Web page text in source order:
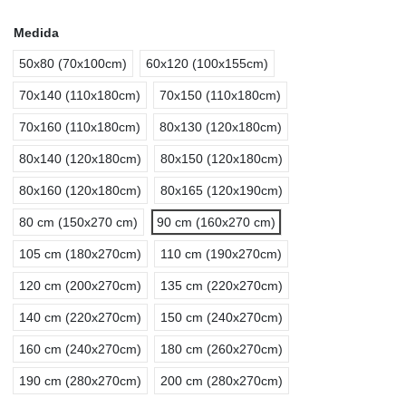
Medida
50x80 (70x100cm) 60x120 (100x155cm)
70x140 (110x180cm) 70x150 (110x180cm)
70x160 (110x180cm) 80x130 (120x180cm)
80x140 (120x180cm) 80x150 (120x180cm)
80x160 (120x180cm) 80x165 (120x190cm)
80 cm (150x270 cm) 90 cm (160x270 cm)
105 cm (180x270cm) 110 cm (190x270cm)
120 cm (200x270cm) 135 cm (220x270cm)
140 cm (220x270cm) 150 cm (240x270cm)
160 cm (240x270cm) 180 cm (260x270cm)
190 cm (280x270cm) 200 cm (280x270cm)